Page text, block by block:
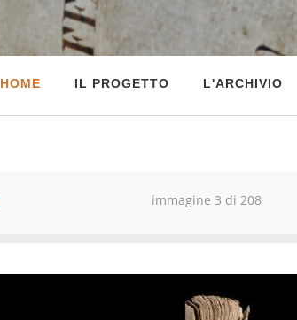
HOME IL PROGETTO L'ARCHIVIO
immagine 3 di 208